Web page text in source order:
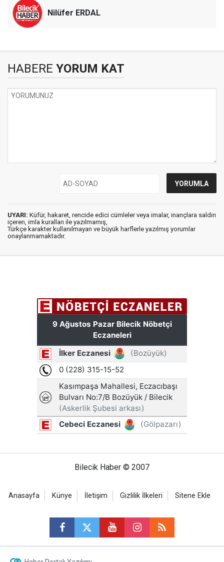
Nilüfer ERDAL
HABERE YORUM KAT
UYARI: Küfür, hakaret, rencide edici cümleler veya imalar, inançlara saldırı
içeren, imla kuralları ile yazılmamış,
Türkçe karakter kullanılmayan ve büyük harflerle yazılmış yorumlar
onaylanmamaktadır.
Bilecik Haber © 2007
Anasayfa Künye İletişim Gizlilik İlkeleri Sitene Ekle